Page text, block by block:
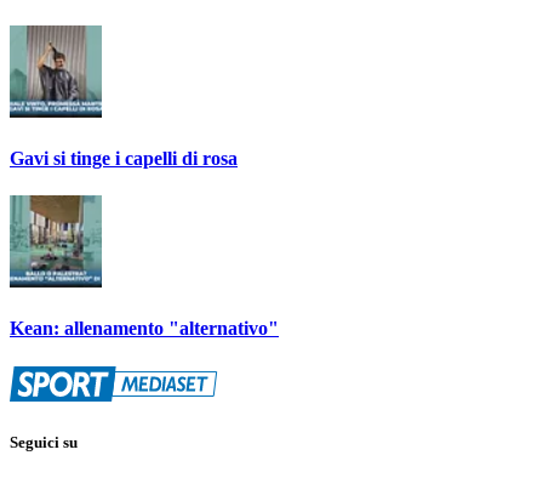
Gavi si tinge i capelli di rosa
Kean: allenamento "alternativo"
Seguici su